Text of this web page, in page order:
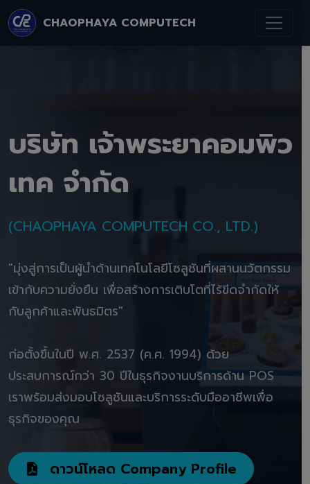
CHAOPHAYA COMPUTECH
บริษัท เจ้าพระยาคอมพิว
เทค จำกัด
(CHAOPHAYA COMPUTECH CO., LTD.)
"มุ่งสู่การเป็นผู้นำด้านเทคโนโลยีโซลูชันที่ผสานนวัตกรรม
เข้ากับความยั่งยืน เพื่อสร้างการเติบโตที่ไร้ขีดจำกัดให้
กับลูกค้าและพันธมิตร"
ก่อตั้งขึ้นในปี พ.ศ. 2537 (ค.ศ. 1994) ด้วย
ประสบการณ์กว่า 30 ปีในธุรกิจงานบริการด้าน POS
เราพร้อมส่งมอบโซลูชันและบริการระดับมืออาชีพเพื่อ
ธุรกิจของคุณ
ดาวน์โหลด Company Profile